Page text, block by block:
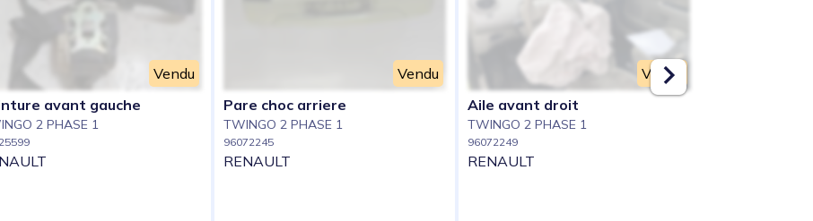
Vendu
avant gauche
2 PHASE 1
Vendu
Pare choc arriere
TWINGO 2 PHASE 1
96072245
RENAULT
Vendu
Aile avant droit
TWINGO 2 PHASE 1
96072249
RENAULT